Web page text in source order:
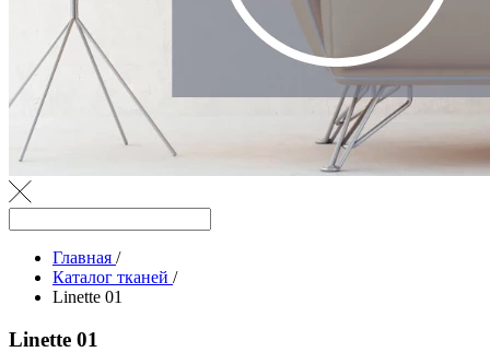
Главная /
Каталог тканей /
Linette 01
Linette 01